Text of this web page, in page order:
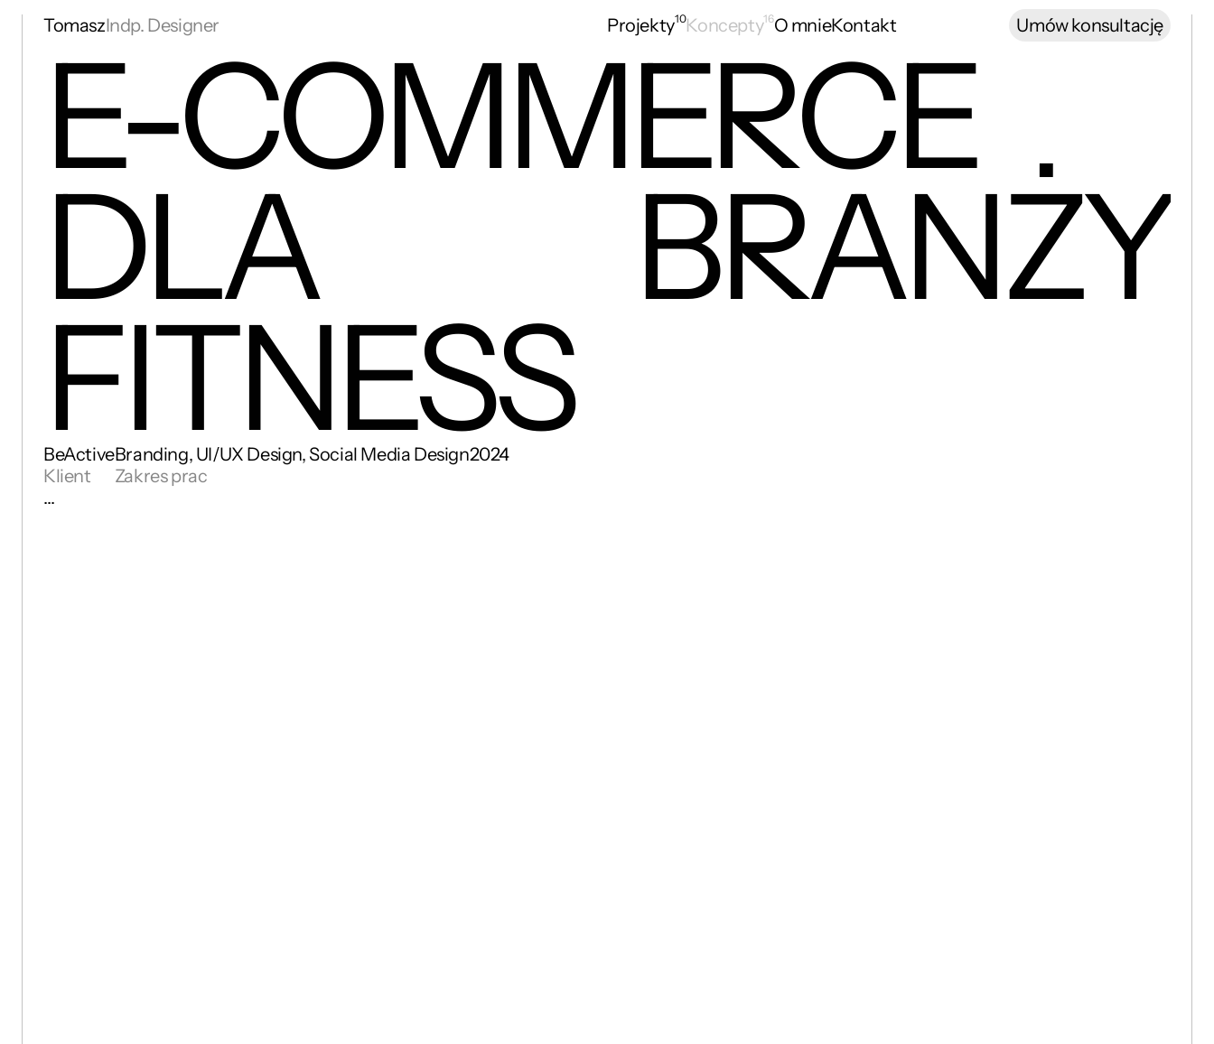
TomaszIndp. Designer Projekty10Koncepty16O mnieKontakt Umów konsultację
E-COMMERCE
DLA BRANŻY
FITNESS
BeActive
Klient
Branding, UI/UX Design, Social Media Design
Zakres prac
2024
…